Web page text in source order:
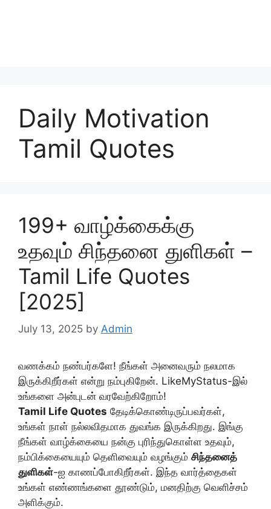
Daily Motivation
Tamil Quotes
199+ வாழ்க்கைக்கு
உதவும் சிந்தனை துளிகள் –
Tamil Life Quotes
[2025]
July 13, 2025 by Admin
வணக்கம் நண்பர்களே! நீங்கள் அனைவரும் நலமாக
இருக்கிறீர்கள் என்று நம்புகிறேன். LikeMyStatus-இல்
உங்களை அன்புடன் வரவேற்கிறோம்!
Tamil Life Quotes தேடிக்கொண்டிருப்பவர்கள்,
உங்கள் நாள் நல்லவிதமாக துவங்க இருக்கிறது. இங்கு
நீங்கள் வாழ்க்கையை நன்கு புரிந்துகொள்ள உதவும்,
நம்பிக்கையையும் தெளிவையும் வழங்கும் சிந்தனைத்
துளிகள்-ஐ காணப்போகிறீர்கள். இந்த வார்த்தைகள்
உங்கள் எண்ணங்களை தூண்டும், மனதிற்கு வெளிச்சம்
அளிக்கும்.